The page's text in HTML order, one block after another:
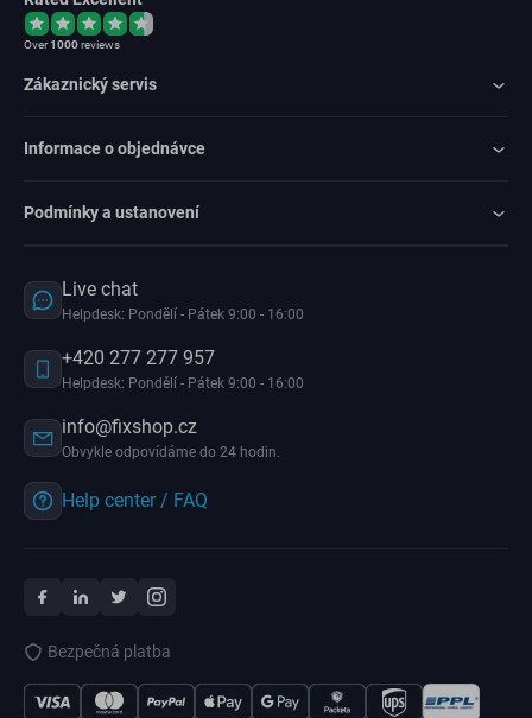
Over1000reviews
Zákaznický servis
Informace o objednávce
Podmínky a ustanovení
Live chat
Helpdesk: Pondělí - Pátek 9:00 - 16:00
+420 277 277 957
Helpdesk: Pondělí - Pátek 9:00 - 16:00
info@fixshop.cz
Obvykle odpovídáme do 24 hodin.
Help center / FAQ
Bezpečná platba